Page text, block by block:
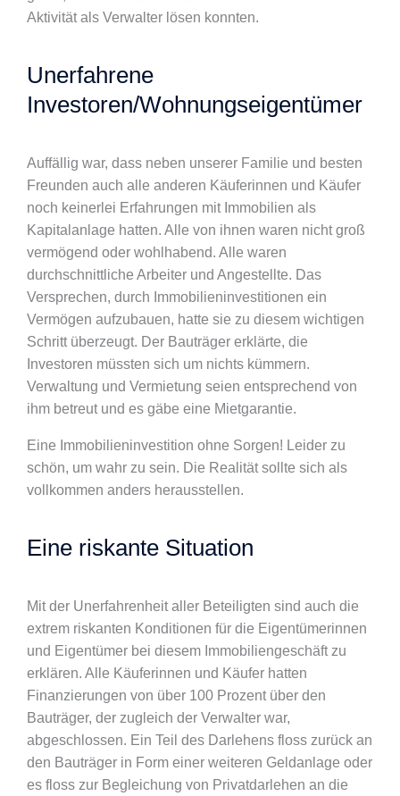
Aktivität als Verwalter lösen konnten.
Unerfahrene
Investoren/Wohnungseigentümer
Auffällig war, dass neben unserer Familie und besten
Freunden auch alle anderen Käuferinnen und Käufer
noch keinerlei Erfahrungen mit Immobilien als
Kapitalanlage hatten. Alle von ihnen waren nicht groß
vermögend oder wohlhabend. Alle waren
durchschnittliche Arbeiter und Angestellte. Das
Versprechen, durch Immobilieninvestitionen ein
Vermögen aufzubauen, hatte sie zu diesem wichtigen
Schritt überzeugt. Der Bauträger erklärte, die
Investoren müssten sich um nichts kümmern.
Verwaltung und Vermietung seien entsprechend von
ihm betreut und es gäbe eine Mietgarantie.
Eine Immobilieninvestition ohne Sorgen! Leider zu
schön, um wahr zu sein. Die Realität sollte sich als
vollkommen anders herausstellen.
Eine riskante Situation
Mit der Unerfahrenheit aller Beteiligten sind auch die
extrem riskanten Konditionen für die Eigentümerinnen
und Eigentümer bei diesem Immobiliengeschäft zu
erklären. Alle Käuferinnen und Käufer hatten
Finanzierungen von über 100 Prozent über den
Bauträger, der zugleich der Verwalter war,
abgeschlossen. Ein Teil des Darlehens floss zurück an
den Bauträger in Form einer weiteren Geldanlage oder
es floss zur Begleichung von Privatdarlehen an die